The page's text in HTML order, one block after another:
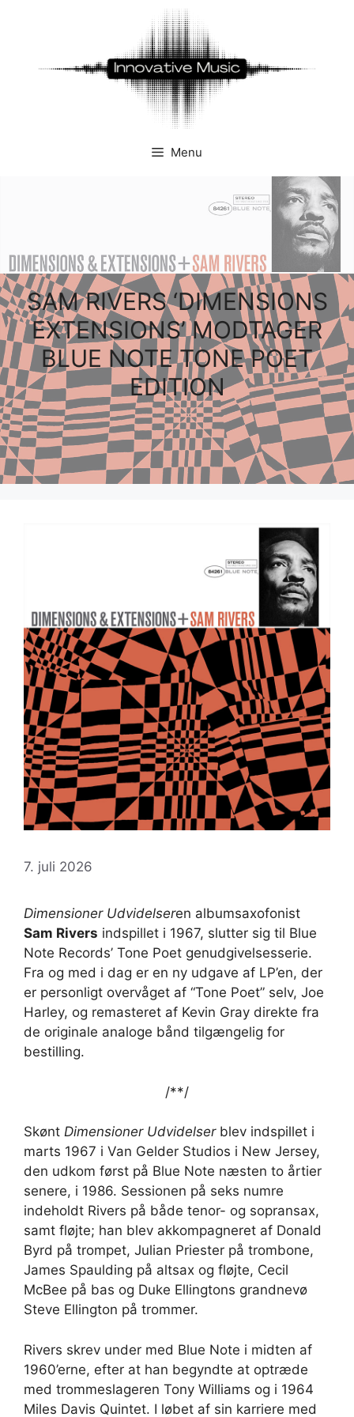
Menu
SAM RIVERS ‘DIMENSIONS
EXTENSIONS’ MODTAGER
BLUE NOTE TONE POET
EDITION
7. juli 2026
Dimensioner Udvidelseren albumsaxofonist
Sam Rivers indspillet i 1967, slutter sig til Blue
Note Records’ Tone Poet genudgivelsesserie.
Fra og med i dag er en ny udgave af LP’en, der
er personligt overvåget af “Tone Poet” selv, Joe
Harley, og remasteret af Kevin Gray direkte fra
de originale analoge bånd tilgængelig for
bestilling.
/**/
Skønt Dimensioner Udvidelserblev indspillet i
marts 1967 i Van Gelder Studios i New Jersey,
den udkom først på Blue Note næsten to årtier
senere, i 1986. Sessionen på seks numre
indeholdt Rivers på både tenor- og sopransax,
samt fløjte; han blev akkompagneret af Donald
Byrd på trompet, Julian Priester på trombone,
James Spaulding på altsax og fløjte, Cecil
McBee på bas og Duke Ellingtons grandnevø
Steve Ellington på trommer.
Rivers skrev under med Blue Note i midten af ​​
1960’erne, efter at han begyndte at optræde
med trommeslageren Tony Williams og i 1964
Miles Davis Quintet. I løbet af sin karriere med